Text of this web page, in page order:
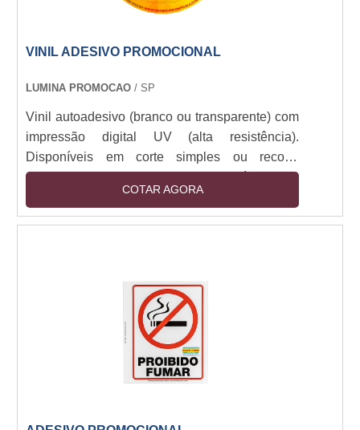
VINIL ADESIVO PROMOCIONAL
LUMINA PROMOCAO / SP
Vinil autoadesivo (branco ou transparente) com
impressão digital UV (alta resistência).
Disponíveis em corte simples ou recorte
especial (plotter). Camada removível sem
resíduos. Resistência a intempéries (6+ meses
outdoor). Espessuras: 80-150 micra. Aplicação
COTAR AGORA